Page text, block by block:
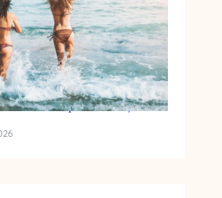
crema cu SPF pentru vacanța la